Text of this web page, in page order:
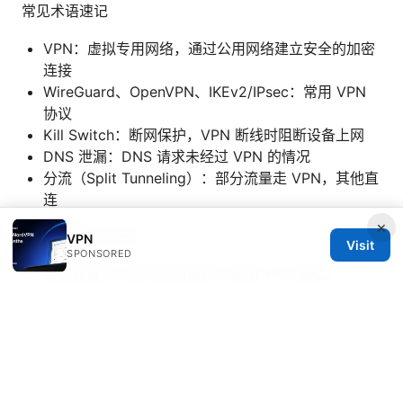
常见术语速记
VPN：虚拟专用网络，通过公用网络建立安全的加密
连接
WireGuard、OpenVPN、IKEv2/IPsec：常用 VPN
协议
Kill Switch：断网保护，VPN 断线时阻断设备上网
DNS 泄漏：DNS 请求未经过 VPN 的情况
分流（Split Tunneling）：部分流量走 VPN，其他直
连
致读者的最后提醒
确保在遵守法律法规的前提下使用 VPN 翻墙。
×
VPN
SPONSORED
Visit